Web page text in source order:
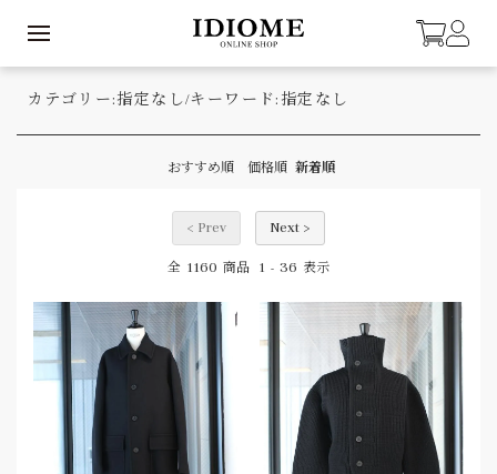
カテゴリー:指定なし/キーワード:指定なし
おすすめ順 価格順 新着順
< Prev Next >
全 1160 商品 1 - 36 表示